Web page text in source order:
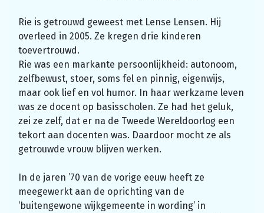
Rie is getrouwd geweest met Lense Lensen. Hij
overleed in 2005. Ze kregen drie kinderen
toevertrouwd.
Rie was een markante persoonlijkheid: autonoom,
zelfbewust, stoer, soms fel en pinnig, eigenwijs,
maar ook lief en vol humor. In haar werkzame leven
was ze docent op basisscholen. Ze had het geluk,
zei ze zelf, dat er na de Tweede Wereldoorlog een
tekort aan docenten was. Daardoor mocht ze als
getrouwde vrouw blijven werken.
In de jaren ’70 van de vorige eeuw heeft ze
meegewerkt aan de oprichting van de
‘buitengewone wijkgemeente in wording’ in